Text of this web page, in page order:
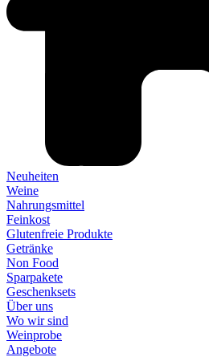
Neuheiten
Weine
Nahrungsmittel
Feinkost
Glutenfreie Produkte
Getränke
Non Food
Sparpakete
Geschenksets
Über uns
Wo wir sind
Weinprobe
Angebote